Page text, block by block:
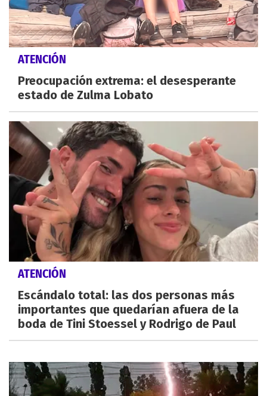
ATENCIÓN
Preocupación extrema: el desesperante
estado de Zulma Lobato
ATENCIÓN
Escándalo total: las dos personas más
importantes que quedarían afuera de la
boda de Tini Stoessel y Rodrigo de Paul